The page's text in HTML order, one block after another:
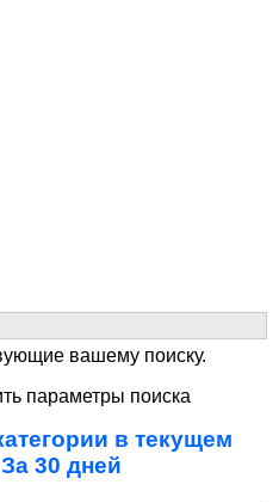
вашему поиску.
параметры поиска
в текущем
За 30 дней